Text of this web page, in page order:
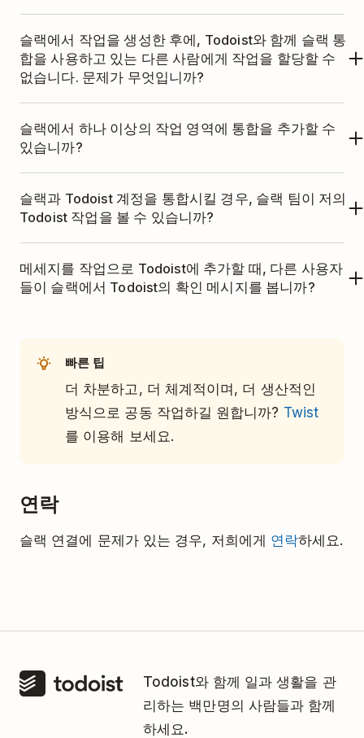
X 아이콘을 클릭하세요.
이것은 당신의 작업 영역에 있는 모든 사용
자의 앱을 삭제합니다.
manage를 여세요.
작업 영역을 선택하세요.
설치된 앱 목록에서,Todoist를 선택하세요.
앱 삭제를 선택하세요.
앱 삭제를 다시 선택하여 통합을 삭제하세요.
슬랙에서 작업을 생성한 후에, Todoist와 함께 슬랙 통
합을 사용하고 있는 다른 사람에게 작업을 할당할 수
없습니다. 문제가 무엇입니까?
확인하세요. 작업이 관리함 또는 개인 프로젝트에 있
슬랙에서 하나 이상의 작업 영역에 통합을 추가할 수
있습니까?
수 있습니다.
슬랙과 Todoist 계정을 통합시킬 경우, 슬랙 팀이 저의
Todoist 작업을 볼 수 있습니까?
다.
자체 통합을 설정해야 함을 의미합니다.
메세지를 작업으로 Todoist에 추가할 때, 다른 사용자
들이 슬랙에서 Todoist의 확인 메시지를 봅니까?
빠른 팁
더 차분하고, 더 체계적이며, 더 생산적인
방식으로 공동 작업하길 원합니까? Twist
를 이용해 보세요.
연락
슬랙 연결에 문제가 있는 경우, 저희에게 연락하세요.
Todoist와 함께 일과 생활을 관
리하는 백만명의 사람들과 함께
하세요.